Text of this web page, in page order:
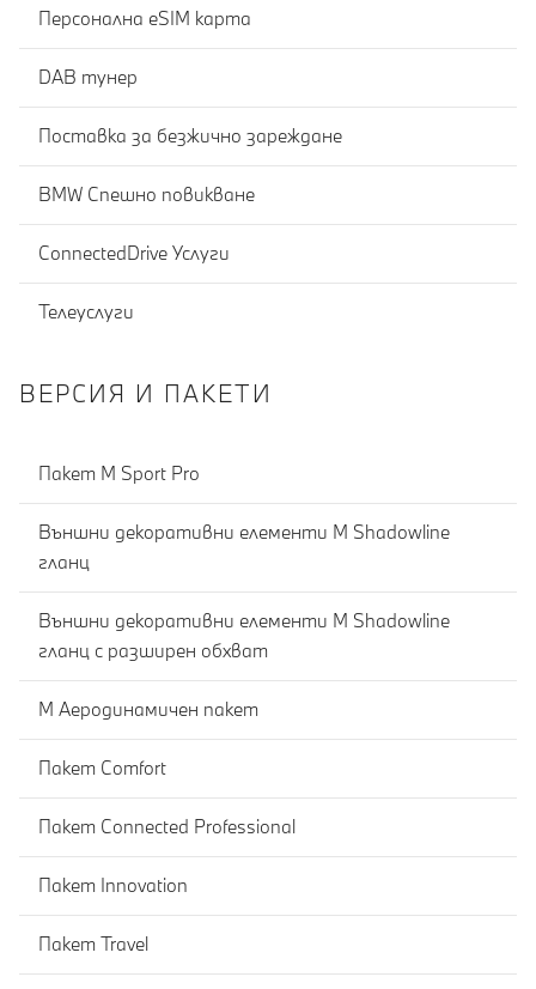
Персонална eSIM карта
DAB тунер
Поставка за безжично зареждане
BMW Спешно повикване
ConnectedDrive Услуги
Телеуслуги
ВЕРСИЯ И ПАКЕТИ
Пакет M Sport Pro
Външни декоративни елементи M Shadowline
гланц
Външни декоративни елементи M Shadowline
гланц с разширен обхват
М Аеродинамичен пакет
Пакет Comfort
Пакет Connected Professional
Пакет Innovation
Пакет Travel